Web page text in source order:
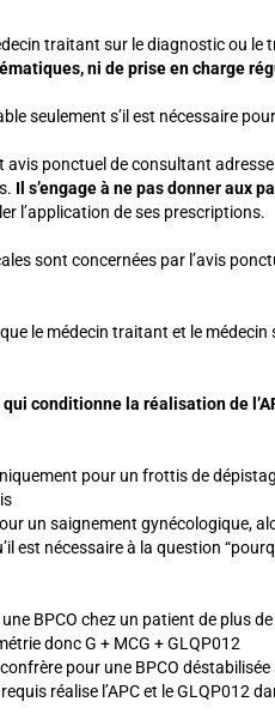
traitant sur le diagnostic ou le
ni de prise en charge
seulement s’il est nécessaire
avis ponctuel de consultant
Il s’engage à ne pas donner aux
l’application de ses prescriptions.
sont concernées par l’avis
le médecin traitant et le
qui conditionne la réalisation de
pour un frottis de
un saignement gynécologique,
est nécessaire à la question
BPCO chez un patient de plus
donc G + MCG + GLQP012
pour une BPCO
réalise l’APC et le GLQP012